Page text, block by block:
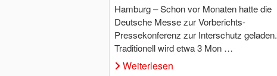
Hamburg – Schon vor Monaten hatte die
Deutsche Messe zur Vorberichts-
Pressekonferenz zur Interschutz geladen.
Traditionell wird etwa 3 Mon …
Weiterlesen